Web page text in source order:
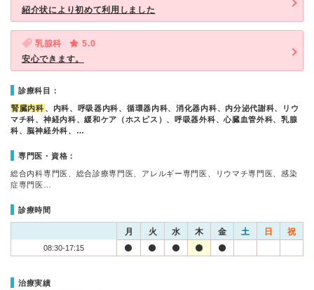
紹介状により初めて利用しました
乳腺科
5.0
安心できます。
診療科目：
腎臓内科 、内科、呼吸器内科、循環器内科、消化器内科、内分泌代謝科、リウ
マチ科、神経内科、緩和ケア（ホスピス）、呼吸器外科、心臓血管外科、乳腺
科、脳神経外科、…
専門医・資格：
総合内科専門医、総合診療専門医、アレルギー専門医、リウマチ専門医、感染
症専門医…
診療時間
月 火 水 木 金 土 日 祝
08:30-17:15
治療実績